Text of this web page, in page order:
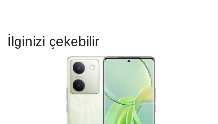
İlginizi çekebilir